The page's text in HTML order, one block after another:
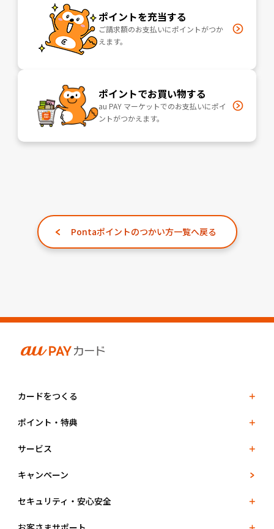
ポイントを充当する
ご請求額のお支払いにポイントがつか
えます。
ポイントでお買い物する
au PAY マーケットでのお支払いにポイ
ントがつかえます。
Pontaポイントのつかい方一覧へ戻る
カードをつくる
ポイント・特典
サービス
キャンペーン
セキュリティ・安心安全